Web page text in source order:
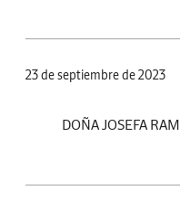
23 de septiembre de 2023
DOÑA JOSEFA